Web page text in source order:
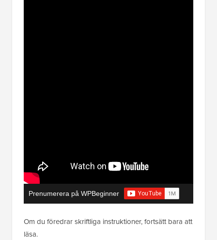
Prenumerera på WPBeginner
Om du föredrar skriftliga instruktioner, fortsätt bara att
läsa.